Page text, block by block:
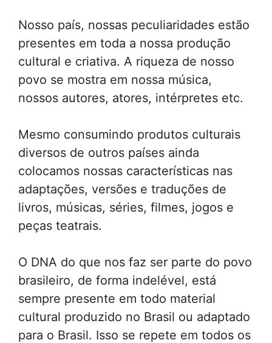
Nosso país, nossas peculiaridades estão
presentes em toda a nossa produção
cultural e criativa. A riqueza de nosso
povo se mostra em nossa música,
nossos autores, atores, intérpretes etc.
Mesmo consumindo produtos culturais
diversos de outros países ainda
colocamos nossas características nas
adaptações, versões e traduções de
livros, músicas, séries, filmes, jogos e
peças teatrais.
O DNA do que nos faz ser parte do povo
brasileiro, de forma indelével, está
sempre presente em todo material
cultural produzido no Brasil ou adaptado
para o Brasil. Isso se repete em todos os